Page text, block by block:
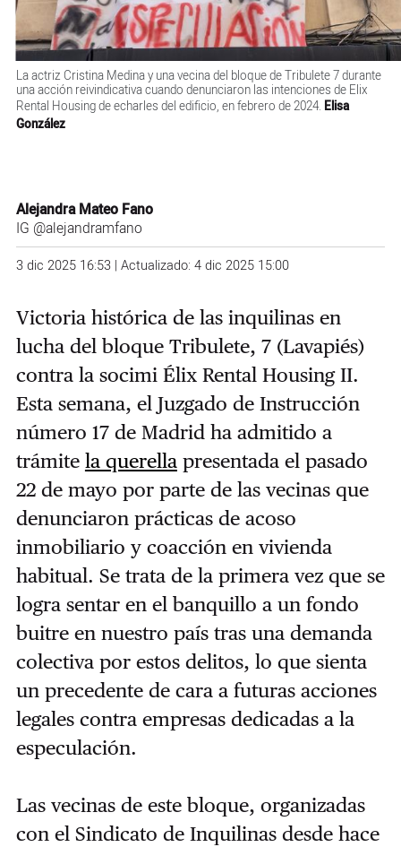
La actriz Cristina Medina y una vecina del bloque de Tribulete 7 durante
una acción reivindicativa cuando denunciaron las intenciones de Elix
Rental Housing de echarles del edificio, en febrero de 2024. Elisa
González
Alejandra Mateo Fano
IG @alejandramfano
3 dic 2025 16:53 | Actualizado: 4 dic 2025 15:00
Victoria histórica de las inquilinas en
lucha del bloque Tribulete, 7 (Lavapiés)
contra la socimi Élix Rental Housing II.
Esta semana, el Juzgado de Instrucción
número 17 de Madrid ha admitido a
trámite la querellapresentada el pasado
22 de mayo por parte de las vecinas que
denunciaron prácticas de acoso
inmobiliario y coacción en vivienda
habitual. Se trata de la primera vez que se
logra sentar en el banquillo a un fondo
buitre en nuestro país tras una demanda
colectiva por estos delitos, lo que sienta
un precedente de cara a futuras acciones
legales contra empresas dedicadas a la
especulación.
Las vecinas de este bloque, organizadas
con el Sindicato de Inquilinas desde hace